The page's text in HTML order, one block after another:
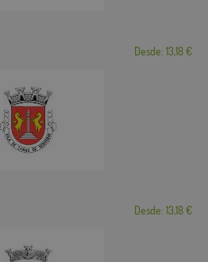
Desde: 13,18 €
Desde: 13,18 €